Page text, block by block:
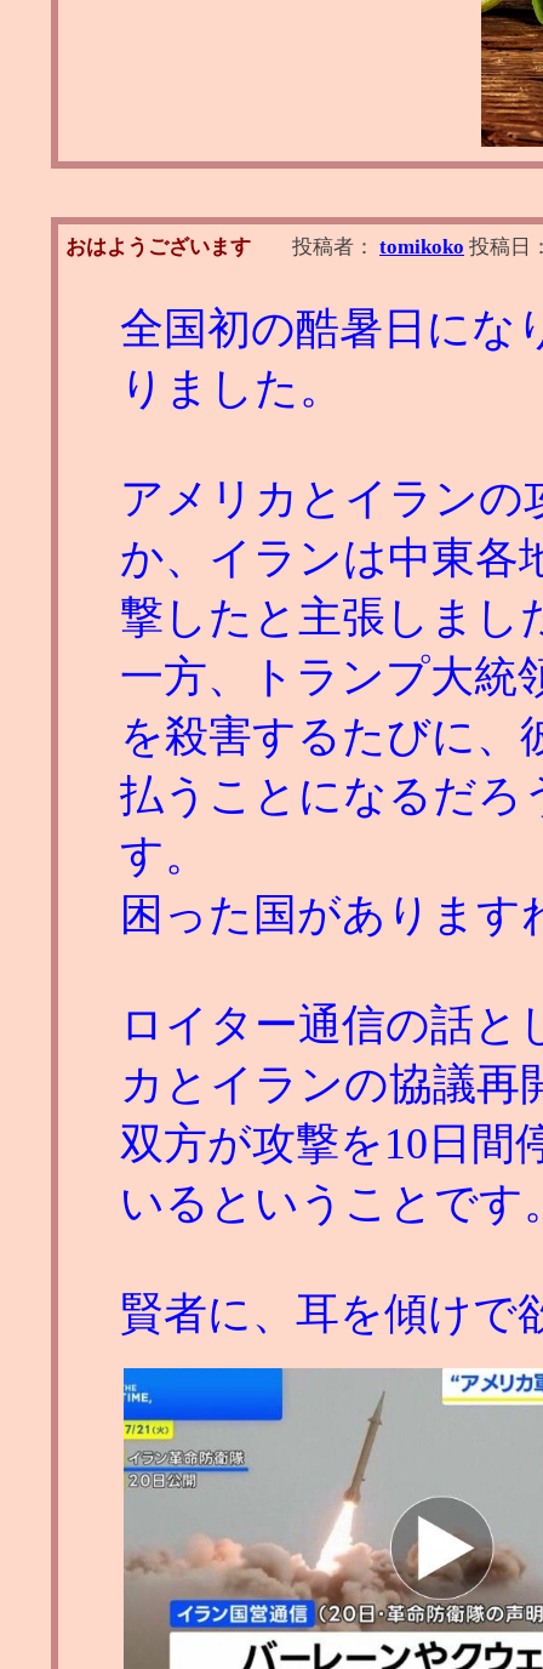
おはようございます 投稿者： tomikoko 投稿日
全国初の酷暑日にな
りました。
アメリカとイランの
か、イランは中東各
撃したと主張しまし
一方、トランプ大統
を殺害するたびに、
払うことになるだろ
す。
困った国があります
ロイター通信の話と
カとイランの協議再
双方が攻撃を10日間
いるということです
賢者に、耳を傾けで